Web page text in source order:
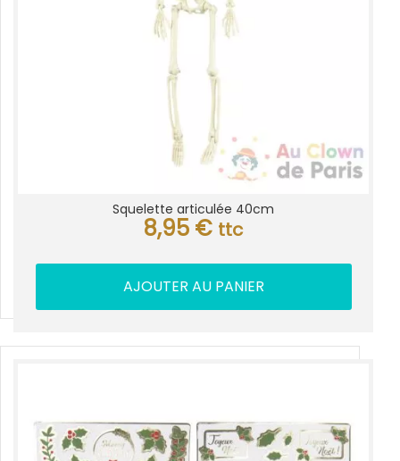
Squelette articulée 40cm
8,95 € ttc
AJOUTER AU PANIER